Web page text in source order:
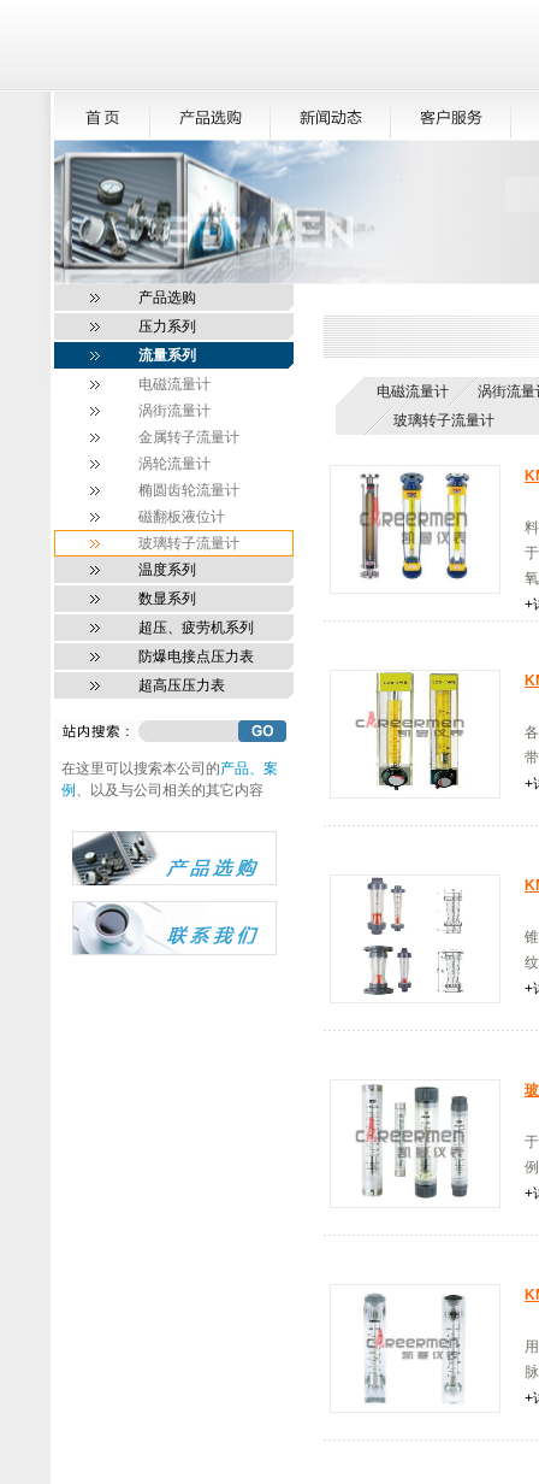
电磁流量计
涡街流量
玻璃转子流量计
+
+
+
+
+
产品选购
压力系列
流量系列
电磁流量计
涡街流量计
金属转子流量计
涡轮流量计
椭圆齿轮流量计
磁翻板液位计
玻璃转子流量计
温度系列
数显系列
超压、疲劳机系列
防爆电接点压力表
超高压压力表
在这里可以搜索本公司的产品、案
例 、以及与公司相关的其它内容